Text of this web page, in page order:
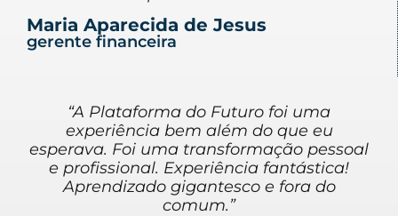
Maria Aparecida de Jesus
gerente financeira
“A Plataforma do Futuro foi uma
experiência bem além do que eu
esperava. Foi uma transformação pessoal
e profissional. Experiência fantástica!
Aprendizado gigantesco e fora do
comum.”